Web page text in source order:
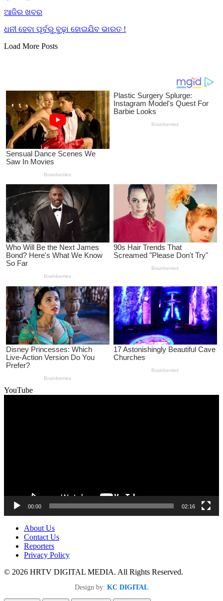
ଆଜିର ଖବର
ଧନୀ ହେବା ପୂର୍ବରୁ ବୁଢ଼ା ହୋଇଯିବ ଭାରତ !
Load More Posts
YouTube
00:00 02:16
About Us
Contact Us
Reporters
Privacy Policy
© 2026 HRTV DIGITAL MEDIA. All Rights Reserved.
Design by: KC DIGITAL